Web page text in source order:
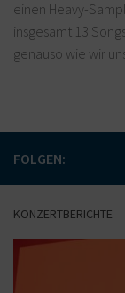
einen Heavy-
insgesamt 13
genauso wie wir
FOLGEN:
KONZERTBERICHTE